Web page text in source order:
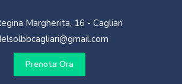
Margherita, 16 - Cagliari
Prenota Ora